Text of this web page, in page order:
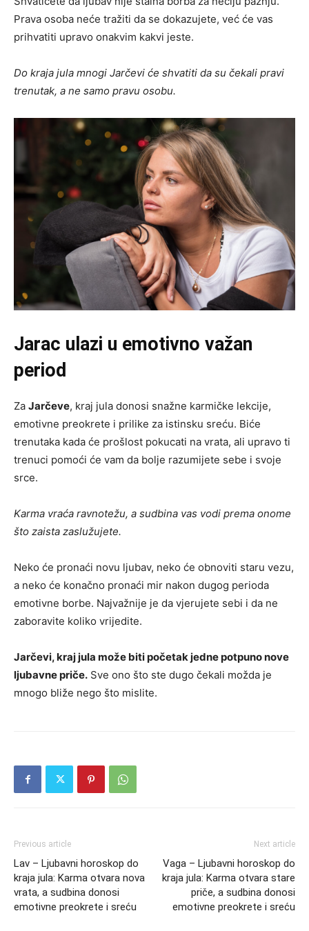
Prava osoba neće tražiti da se dokazujete, već će vas
prihvatiti upravo onakvim kakvi jeste.
Do kraja jula mnogi Jarčevi će shvatiti da su čekali pravi
trenutak, a ne samo pravu osobu.
Jarac ulazi u emotivno važan
period
Za Jarčeve, kraj jula donosi snažne karmičke lekcije,
emotivne preokrete i prilike za istinsku sreću. Biće
trenutaka kada će prošlost pokucati na vrata, ali upravo ti
trenuci pomoći će vam da bolje razumijete sebe i svoje
srce.
Karma vraća ravnotežu, a sudbina vas vodi prema onome
što zaista zaslužujete.
Neko će pronaći novu ljubav, neko će obnoviti staru vezu,
a neko će konačno pronaći mir nakon dugog perioda
emotivne borbe. Najvažnije je da vjerujete sebi i da ne
zaboravite koliko vrijedite.
Jarčevi, kraj jula može biti početak jedne potpuno nove
ljubavne priče. Sve ono što ste dugo čekali možda je
mnogo bliže nego što mislite.
Previous article
Lav – Ljubavni horoskop do
kraja jula: Karma otvara nova
vrata, a sudbina donosi
emotivne preokrete i sreću
Next article
Vaga – Ljubavni horoskop do
kraja jula: Karma otvara stare
priče, a sudbina donosi
emotivne preokrete i sreću